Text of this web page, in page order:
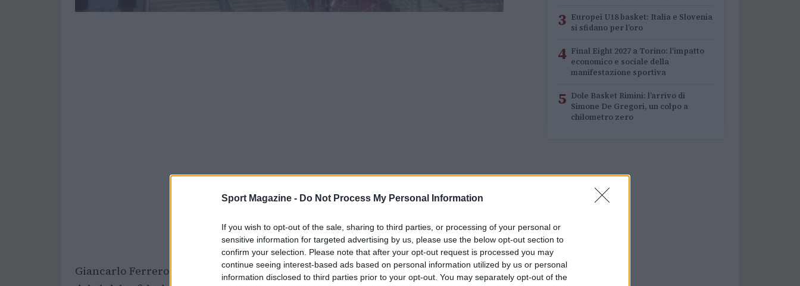
Sport Magazine - Do Not Process My Personal Information
If you wish to opt-out of the sale, sharing to third parties, or processing of your personal or
sensitive information for targeted advertising by us, please use the below opt-out section to
confirm your selection. Please note that after your opt-out request is processed you may
continue seeing interest-based ads based on personal information utilized by us or personal
information disclosed to third parties prior to your opt-out. You may separately opt-out of the
Giancarlo Ferrero, ala della Openjobmetis Varese, ha presentato ai canali ufficiali
3 Europei U18 basket: Italia e Slovenia
si sfidano per l’oro
4 Final Eight 2027 a Torino: l’impatto
economico e sociale della
manifestazione sportiva
5 Dole Basket Rimini: l’arrivo di
Simone De Gregori, un colpo a
chilometro zero